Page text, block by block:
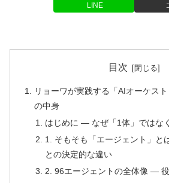
LINE
目次
リョーワが実践する「AIオーケスト
の中身
はじめに ― なぜ「1体」ではな
1. そもそも「エージェント」と
との決定的な違い
2. 96エージェントの全体像 ―